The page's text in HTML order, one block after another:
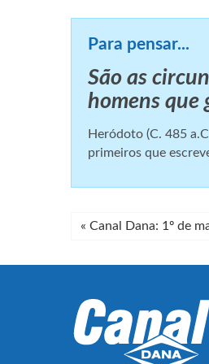
Para pensar...
São as
homens que
Heródoto (C. 485
primeiros que
« Canal Dana: 1º de